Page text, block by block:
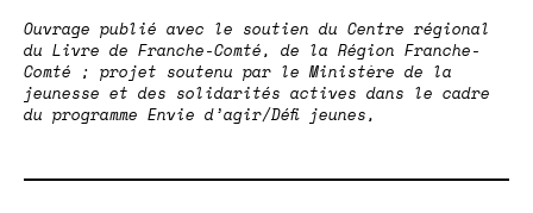
Ouvrage publié avec le soutien du Centre régional
du Livre de Franche-Comté, de la Région Franche-
Comté ; projet soutenu par le Ministère de la
jeunesse et des solidarités actives dans le cadre
du programme Envie d’agir/Défi jeunes,